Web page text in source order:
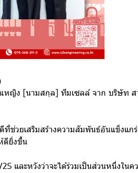
ญิง [นามสกุล] ทีมเซลล์ จาก บริษัท ส
ช่วยเสริมสร้างความสัมพันธ์อันแข็งแก
ดียิ่งขึ้น
และหวังว่าจะได้ร่วมเป็นส่วนหนึ่งในค